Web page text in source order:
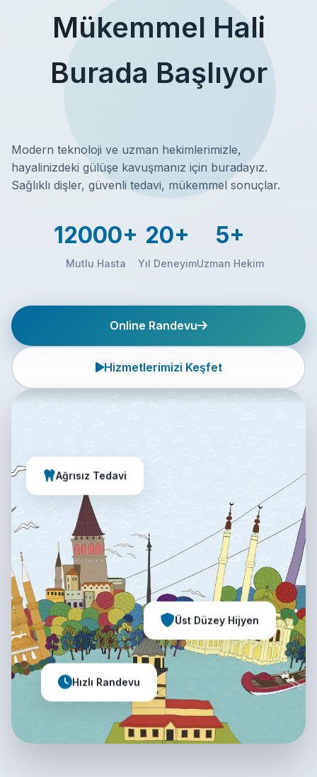
Mükemmel Hali
Burada Başlıyor
Modern teknoloji ve uzman hekimlerimizle,
hayalinizdeki gülüşe kavuşmanız için buradayız.
Sağlıklı dişler, güvenli tedavi, mükemmel sonuçlar.
12000+
Mutlu Hasta
20+
Yıl Deneyim
5+
Uzman Hekim
Online Randevu
Hizmetlerimizi Keşfet
Ağrısız Tedavi
Üst Düzey Hijyen
Hızlı Randevu